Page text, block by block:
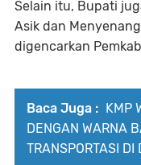
Selain itu, Bupati
Asik dan
digencarkan
Baca Juga : KMP
DENGAN WARNA
TRANSPORTASI DI